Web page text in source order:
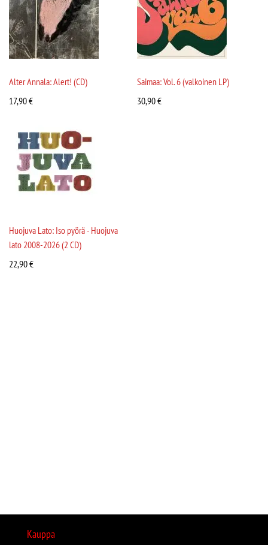
Alter Annala: Alert! (CD)
17,90€
Saimaa: Vol. 6 (valkoinen LP)
30,90€
Huojuva Lato: Iso pyörä - Huojuva
lato 2008-2026 (2 CD)
22,90€
Kauppa